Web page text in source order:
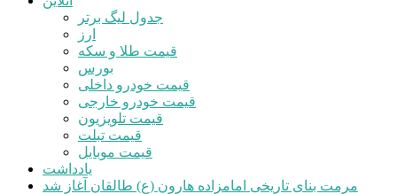
جدول لیگ برتر
ارز
قیمت طلا و سکه
بورس
قیمت خودرو داخلی
قیمت خودرو خارجی
قیمت تلویزیون
قیمت تبلت
قیمت موبایل
یادداشت
مرمت بنای تاریخی امامزاده هارون (ع) طالقان آغاز شد